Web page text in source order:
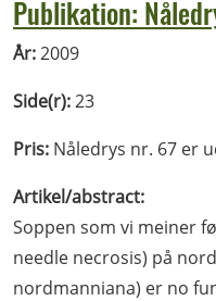
Publikation:
År:2009
Side(r):23
Pris: Nåledrys nr. 67 er
Artikel/abstract:
Soppen som vi meiner
needle necrosis) på
nordmanniana) er no